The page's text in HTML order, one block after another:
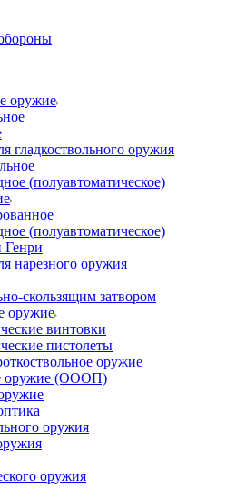
оружие
гладкоствольного оружия
(полуавтоматическое)
(полуавтоматическое)
Генри
нарезного оружия
скользящим затвором
оружие
винтовки
пистолеты
оружие
оружие (ОООП)
оружия
оружия